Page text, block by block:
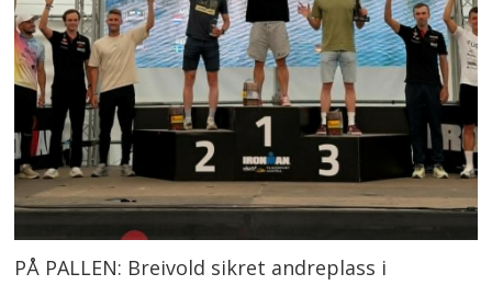
PÅ PALLEN: Breivold sikret andreplass i